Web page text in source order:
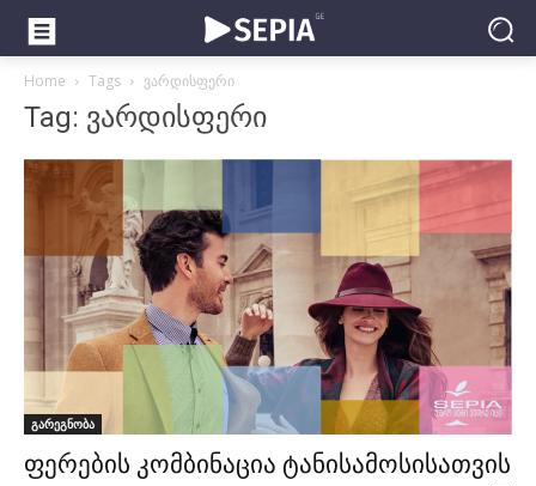
Home Tags ვარდისფერი
Tag: ვარდისფერი
გარეგნობა
ფერების კომბინაცია ტანისამოსისათვის